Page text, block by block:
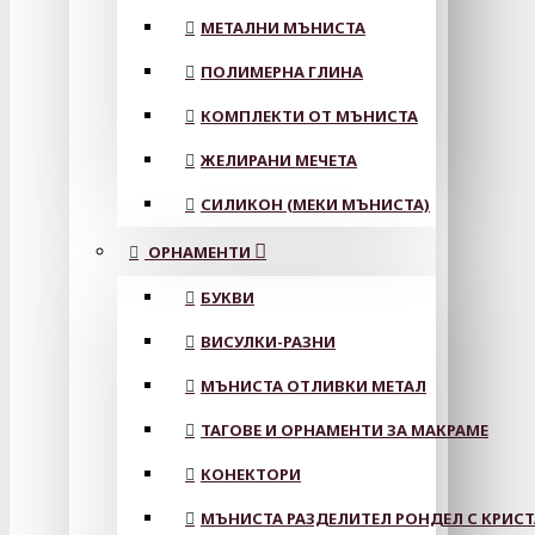
МЕТАЛНИ МЪНИСТА
ПОЛИМЕРНА ГЛИНА
КОМПЛЕКТИ ОТ МЪНИСТА
ЖЕЛИРАНИ МЕЧЕТА
СИЛИКОН (МЕКИ МЪНИСТА)
ОРНАМЕНТИ
БУКВИ
ВИСУЛКИ-РАЗНИ
МЪНИСТА ОТЛИВКИ МЕТАЛ
ТАГОВЕ И ОРНАМЕНТИ ЗА МАКРАМЕ
КОНЕКТОРИ
МЪНИСТА РАЗДЕЛИТЕЛ РОНДЕЛ С